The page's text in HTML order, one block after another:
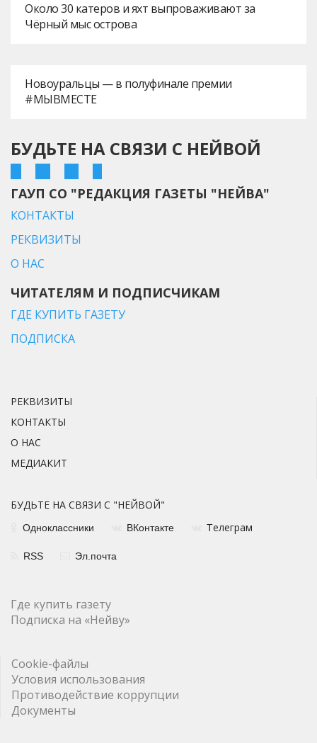
Около 30 катеров и яхт выпроваживают за
Чёрный мыс острова
Новоуральцы — в полуфинале премии
#МЫВМЕСТЕ
БУДЬТЕ НА СВЯЗИ С НЕЙВОЙ
ГАУП СО "РЕДАКЦИЯ ГАЗЕТЫ "НЕЙВА"
КОНТАКТЫ
РЕКВИЗИТЫ
О НАС
ЧИТАТЕЛЯМ И ПОДПИСЧИКАМ
ГДЕ КУПИТЬ ГАЗЕТУ
ПОДПИСКА
РЕКВИЗИТЫ
КОНТАКТЫ
О НАС
МЕДИАКИТ
БУДЬТЕ НА СВЯЗИ С "НЕЙВОЙ"
Одноклассники ВКонтакте Телеграм
RSS Эл.почта
Где купить газету
Подписка на «Нейву»
Cookie-файлы
Условия использования
Противодействие коррупции
Документы